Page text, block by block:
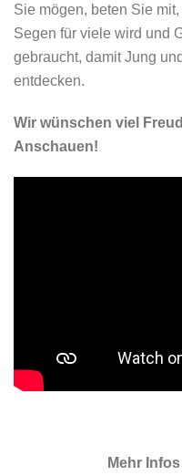
Sie mögen, beten Sie
Segen für viele wird und
gebraucht, damit Jung
entdecken.
Wir wünschen viel
Anschauen!
Mehr